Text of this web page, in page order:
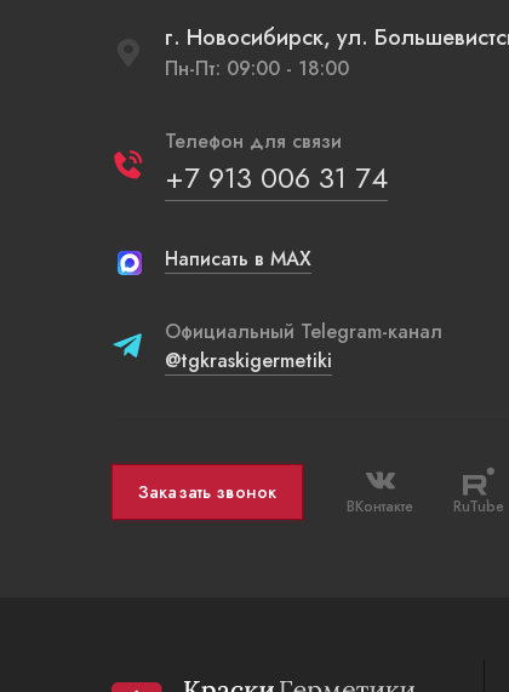
г. Новосибирск, ул.
Пн-Пт: 09:00 - 18:00
Телефон для связи
+7 913 006 31 74
Написать в MAX
Официальный Telegram-канал
@tgkraskigermetiki
Заказать звонок
ВКонтакте RuTube